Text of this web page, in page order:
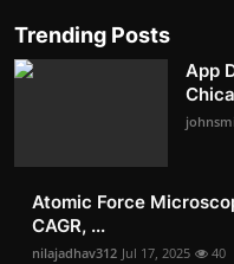
Trending Posts
App
Atomic Force
CAGR, ...
nilajadhav312 Jul 17, 2025 40